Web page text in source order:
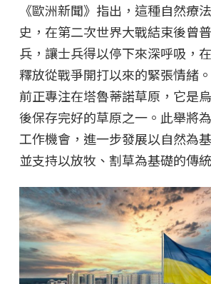
《歐洲新聞》指出，這種自然療
史，在第二次世界大戰結束後曾
兵，讓士兵得以停下來深呼吸，
釋放從戰爭開打以來的緊張情緒
前正專注在塔魯蒂諾草原，它是
後保存完好的草原之一。此舉將
工作機會，進一步發展以自然為
並支持以放牧、割草為基礎的傳